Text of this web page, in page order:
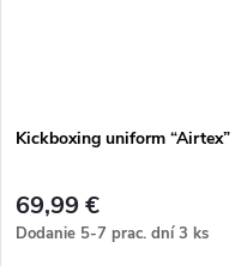
Kickboxing uniform “Airtex”
69,99 €
Dodanie 5-7 prac. dní3 ks